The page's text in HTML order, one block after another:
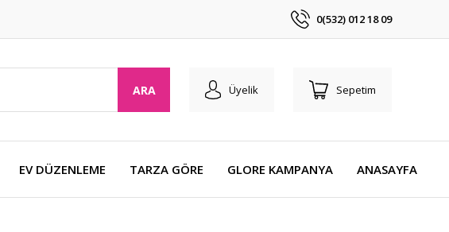
0(532) 012 18 09
ARA Üyelik Sepetim
EV DÜZENLEME TARZA GÖRE GLORE KAMPANYA ANASAYFA